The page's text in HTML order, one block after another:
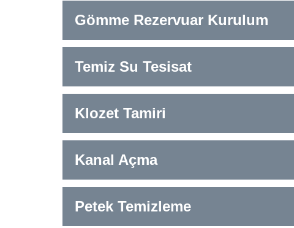
Gömme Rezervuar Kurulum
Temiz Su Tesisat
Klozet Tamiri
Kanal Açma
Petek Temizleme